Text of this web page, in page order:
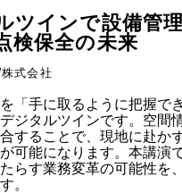
ツインで設備管
検保全の未来
式会社
「手に取るように把握
ジタルツインです。空間
することで、現地に赴か
可能になります。本講演
らす業務変革の可能性を
。